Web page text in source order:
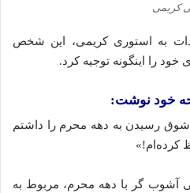
کریمی
به استوری کریمی، این شخص
را اینگونه توجیه کرد.
خود نوشت:
شوق رسیدن‌‌‌‌‌‌‌‌ به دهه محرم را داشتم
کرده‌ام!»
آشوب‌ گر با دهه محرم، مربوط به